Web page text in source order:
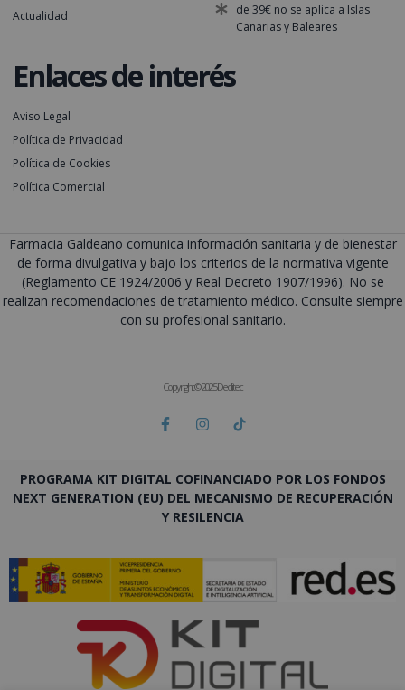
Actualidad
de 39€ no se aplica a Islas
Canarias y Baleares
Enlaces de interés
Aviso Legal
Política de Privacidad
Política de Cookies
Política Comercial
Farmacia Galdeano comunica información sanitaria y de bienestar
de forma divulgativa y bajo los criterios de la normativa vigente
(Reglamento CE 1924/2006 y Real Decreto 1907/1996). No se
realizan recomendaciones de tratamiento médico. Consulte siempre
con su profesional sanitario.
Copyright © 2025 Deditec
PROGRAMA KIT DIGITAL COFINANCIADO POR LOS FONDOS
NEXT GENERATION (EU) DEL MECANISMO DE RECUPERACIÓN
Y RESILENCIA